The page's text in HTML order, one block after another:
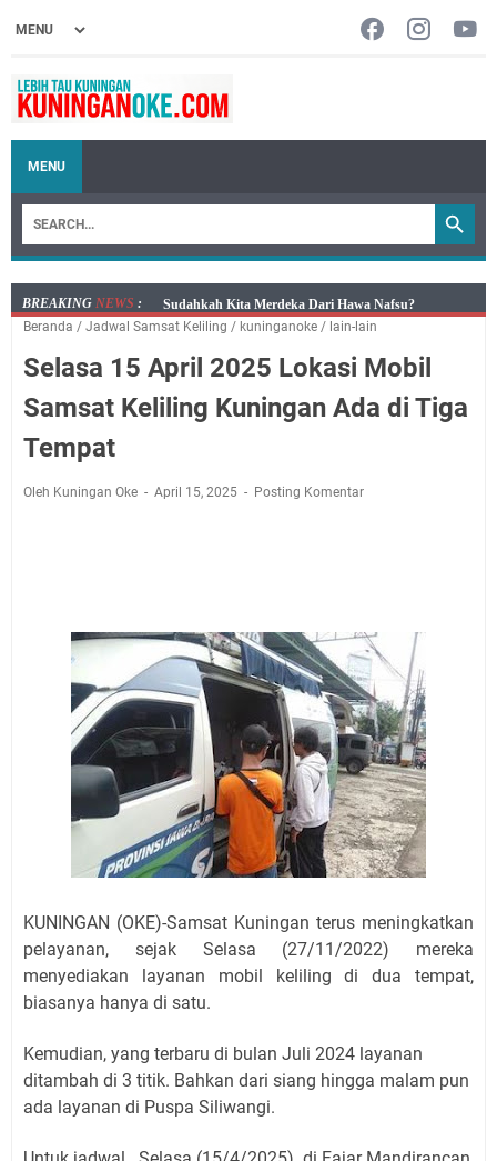
MENU
BREAKING NEWS :
Info Sembako di Pasar Kepuh Kuningan Kamis 6
Agustus 2026, Daging Naik, Telur Turun
Agenda Kegiatan Bupati Kuningan Kamis 6 Agustus
Kamis 6 Agustus 2026 Mobil Samling Ada di Alun-alun
Agustus 2026 Ada di Empat Titik
Kuningan Kamis 6 Agustus 2026
Agenda Kegiatan Bupati, Wabup dan Sekda Kuningan
Rabu 5 Agustus 2026 Masing-masing Dua Acara
Ini Lokasi Samling Kuningan Rabu 5 Agustus 2026
Uniku Jadi Tuan Rumah Pendampingan Penyusunan
Dokumen SPMI
Sudahkah Kita Merdeka Dari Hawa Nafsu?
Beranda / Jadwal Samsat Keliling / kuninganoke / lain-lain
Selasa 15 April 2025 Lokasi Mobil
Samsat Keliling Kuningan Ada di Tiga
Tempat
Oleh Kuningan Oke April 15, 2025 Posting Komentar
KUNINGAN (OKE)-Samsat Kuningan terus meningkatkan
pelayanan, sejak Selasa (27/11/2022) mereka
menyediakan layanan mobil keliling di dua tempat,
biasanya hanya di satu.
Kemudian, yang terbaru di bulan Juli 2024 layanan
ditambah di 3 titik. Bahkan dari siang hingga malam pun
ada layanan di Puspa Siliwangi.